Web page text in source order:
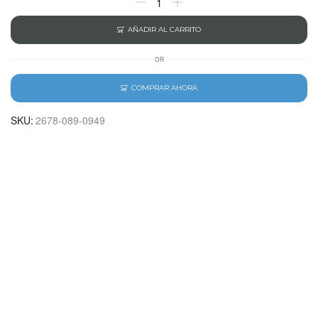
AÑADIR AL CARRITO
OR
COMPRAR AHORA
SKU: 2678-089-0949